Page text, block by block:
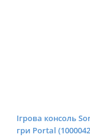
Ігрова консоль
гри Portal